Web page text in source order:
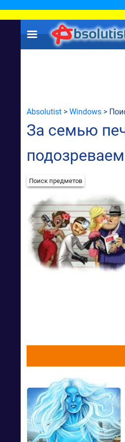
Absolutist > Windows >
За семью
Поиск предметов